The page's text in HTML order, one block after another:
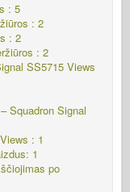
: 5
: 2
: 2
: 2
SS5715 Views
Squadron Signal
: 1
1
po